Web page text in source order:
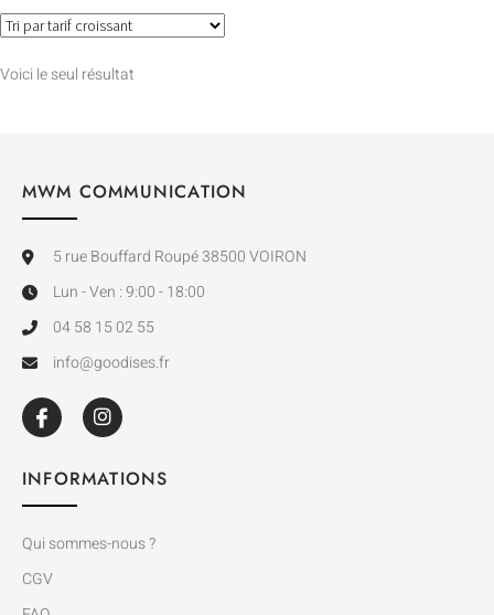
Voici le seul résultat
MWM COMMUNICATION
5 rue Bouffard Roupé 38500 VOIRON
Lun - Ven : 9:00 - 18:00
04 58 15 02 55
info@goodises.fr
INFORMATIONS
Qui sommes-nous ?
CGV